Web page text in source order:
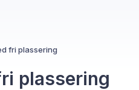
fri plassering
plassering